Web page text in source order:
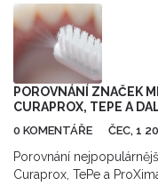
implantát starat. Vězte,
vaše celkové zdraví a
váš úsměv a sebevědomí.
POROVNÁNÍ ZNAČEK
CURAPROX, TEPE A
0 KOMENTÁŘE ČEC, 1
Porovnání
Curaprox, TePe a